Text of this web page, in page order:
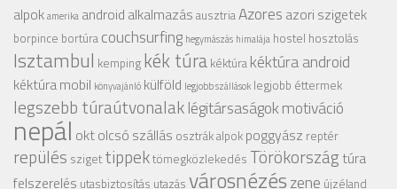
alpokamerika android alkalmazás ausztriaAzores azori szigetek
borpince bortúra couchsurfing hegymászás himalája hostel hosztolás
Isztambul kemping kék túra kéktúra kéktúra android
kéktúra mobil könyvajánló külföld legjobb szállások legjobb éttermek
legszebb túraútvonalaklégitársaságokmotiváció
nepál oktolcsó szállás osztrák alpok poggyász reptér
repülés sziget tippektömegközlekedés Törökország túra
felszerelés utasbiztosítás utazás városnézészene újzéland